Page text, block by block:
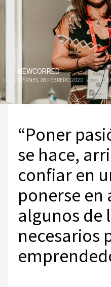
NEWCORRED
VIERNES, 28 FEBRERO 2020 /
“Poner
se hace,
confiar en
ponerse en
algunos de
necesarios